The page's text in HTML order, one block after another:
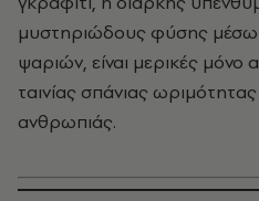
μυστηριώδους φύσης μέσω
ψαριών, είναι μερικές μόνο
ταινίας σπάνιας
ανθρωπιάς.